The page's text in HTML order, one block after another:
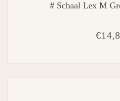
# Schaal Lex M